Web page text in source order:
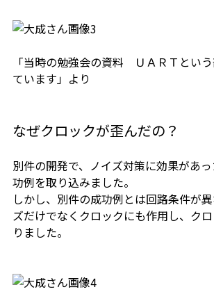
「当時の勉強会の資料 ＵＡＲＴとい
ています」より
なぜクロックが歪んだの？
別件の開発で、ノイズ対策に効果があ
功例を取り込みました。
しかし、別件の成功例とは回路条件が
ズだけでなくクロックにも作用し、ク
りました。